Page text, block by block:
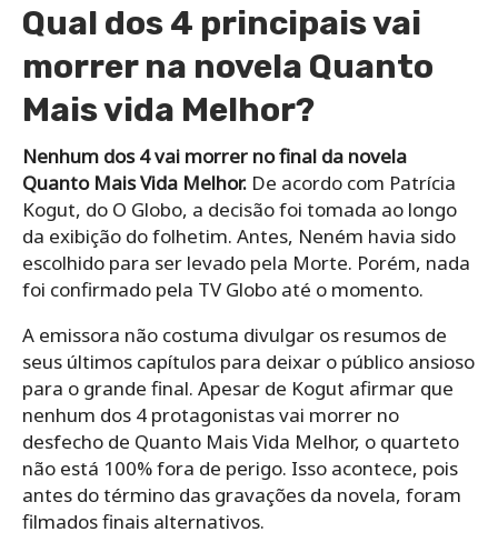
Qual dos 4 principais vai
morrer na novela Quanto
Mais vida Melhor?
Nenhum dos 4 vai morrer no final da novela
Quanto Mais Vida Melhor. De acordo com Patrícia
Kogut, do O Globo, a decisão foi tomada ao longo
da exibição do folhetim. Antes, Neném havia sido
escolhido para ser levado pela Morte. Porém, nada
foi confirmado pela TV Globo até o momento.
A emissora não costuma divulgar os resumos de
seus últimos capítulos para deixar o público ansioso
para o grande final. Apesar de Kogut afirmar que
nenhum dos 4 protagonistas vai morrer no
desfecho de Quanto Mais Vida Melhor, o quarteto
não está 100% fora de perigo. Isso acontece, pois
antes do término das gravações da novela, foram
filmados finais alternativos.